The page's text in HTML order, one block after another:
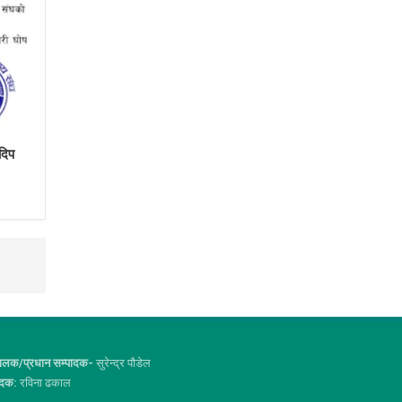
प्रधान सम्पादक- सुरेन्द्र पौडेल
रविना ढकाल